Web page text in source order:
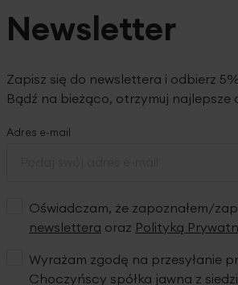
Newsletter
Zapisz się do newslettera i odbierz
Bądź na bieżąco, otrzymuj najlepsze
Adres e-mail
Oświadczam, że zapoznałem/
newslettera oraz Polityką
Wyrażam zgodę na przesyłanie
Choczyńscy spółka jawna z